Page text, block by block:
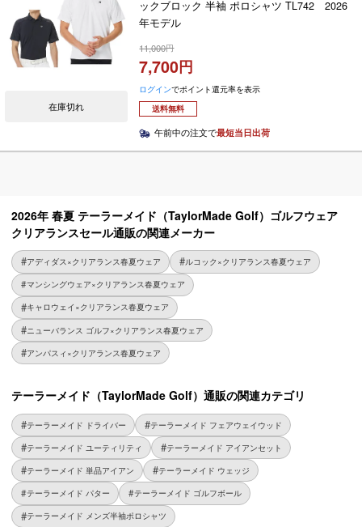
在庫切れ
ックブロック 半袖 ポロシャツ TL742 2026
年モデル
11,000
7,700
ログインでポイント還元率を表示
送料無料
午前中の注文で最短当日出荷
2026年 春夏 テーラーメイド（TaylorMade Golf）ゴルフウェア
クリアランスセール通販の関連メーカー
アディダス×クリアランス春夏ウェア ルコック×クリアランス春夏ウェア
マンシングウェア×クリアランス春夏ウェア
キャロウェイ×クリアランス春夏ウェア
ニューバランス ゴルフ×クリアランス春夏ウェア
アンパスィ×クリアランス春夏ウェア
テーラーメイド（TaylorMade Golf）通販の関連カテゴリ
テーラーメイド ドライバー テーラーメイド フェアウェイウッド
テーラーメイド ユーティリティ テーラーメイド アイアンセット
テーラーメイド 単品アイアン テーラーメイド ウェッジ
テーラーメイド パター テーラーメイド ゴルフボール
テーラーメイド メンズ半袖ポロシャツ